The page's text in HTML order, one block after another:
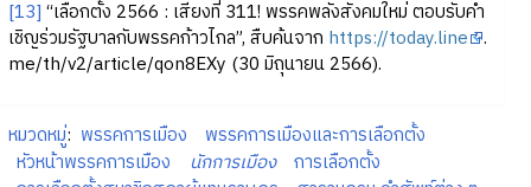
[13] “เลือกตั้ง 2566 : เสียงที่ 311! พรรคพลังสังคมใหม่ ตอบรับคำ
เชิญร่วมรัฐบาลกับพรรคก้าวไกล”, สืบค้นจาก https://today.line .
me/th/v2/article/qon8EXy (30 มิถุนายน 2566).
หมวดหมู่: พรรคการเมือง
พรรคการเมืองและการเลือกตั้ง
หัวหน้าพรรคการเมือง
นักการเมือง
การเลือกตั้ง